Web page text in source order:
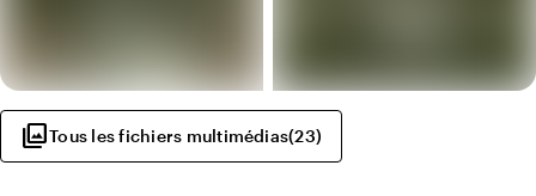
photo_libraryTous les fichiers multimédias(23)